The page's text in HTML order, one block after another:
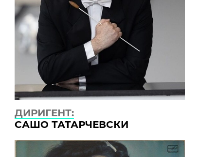
ДИРИГЕНТ:
САШО ТАТАРЧЕВСКИ